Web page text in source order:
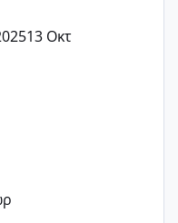
13 Οκτ